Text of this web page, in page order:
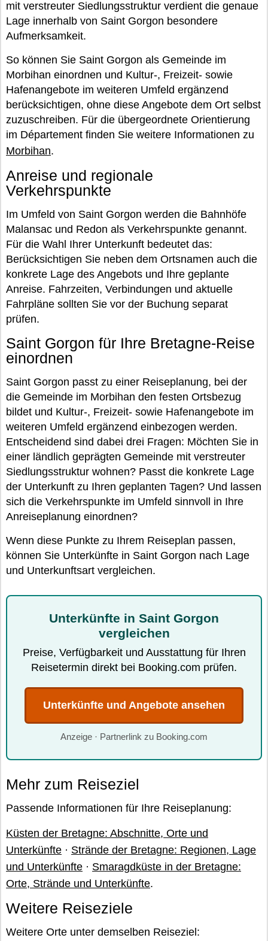
mit verstreuter Siedlungsstruktur verdient die genaue
Lage innerhalb von Saint Gorgon besondere
Aufmerksamkeit.
So können Sie Saint Gorgon als Gemeinde im
Morbihan einordnen und Kultur-, Freizeit- sowie
Hafenangebote im weiteren Umfeld ergänzend
berücksichtigen, ohne diese Angebote dem Ort selbst
zuzuschreiben. Für die übergeordnete Orientierung
im Département finden Sie weitere Informationen zu
Morbihan.
Anreise und regionale
Verkehrspunkte
Im Umfeld von Saint Gorgon werden die Bahnhöfe
Malansac und Redon als Verkehrspunkte genannt.
Für die Wahl Ihrer Unterkunft bedeutet das:
Berücksichtigen Sie neben dem Ortsnamen auch die
konkrete Lage des Angebots und Ihre geplante
Anreise. Fahrzeiten, Verbindungen und aktuelle
Fahrpläne sollten Sie vor der Buchung separat
prüfen.
Saint Gorgon für Ihre Bretagne-Reise
einordnen
Saint Gorgon passt zu einer Reiseplanung, bei der
die Gemeinde im Morbihan den festen Ortsbezug
bildet und Kultur-, Freizeit- sowie Hafenangebote im
weiteren Umfeld ergänzend einbezogen werden.
Entscheidend sind dabei drei Fragen: Möchten Sie in
einer ländlich geprägten Gemeinde mit verstreuter
Siedlungsstruktur wohnen? Passt die konkrete Lage
der Unterkunft zu Ihren geplanten Tagen? Und lassen
sich die Verkehrspunkte im Umfeld sinnvoll in Ihre
Anreiseplanung einordnen?
Wenn diese Punkte zu Ihrem Reiseplan passen,
können Sie Unterkünfte in Saint Gorgon nach Lage
und Unterkunftsart vergleichen.
Unterkünfte in Saint Gorgon
vergleichen
Preise, Verfügbarkeit und Ausstattung für Ihren
Reisetermin direkt bei Booking.com prüfen.
Unterkünfte und Angebote ansehen
Anzeige · Partnerlink zu Booking.com
Mehr zum Reiseziel
Passende Informationen für Ihre Reiseplanung:
Küsten der Bretagne: Abschnitte, Orte und
Unterkünfte · Strände der Bretagne: Regionen, Lage
und Unterkünfte · Smaragdküste in der Bretagne:
Orte, Strände und Unterkünfte.
Weitere Reiseziele
Weitere Orte unter demselben Reiseziel: